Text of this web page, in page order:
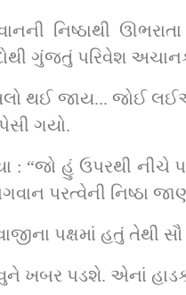
નિષ્ઠાથી
ગુંજતું પરિવેશ
થઈ જાય... જોઈ
ગયો.
: “જો હું ઉપરથી નીચે
પરત્વેની નિષ્ઠા
પક્ષમાં હતું તેથી
ખબર પડશે. એનાં